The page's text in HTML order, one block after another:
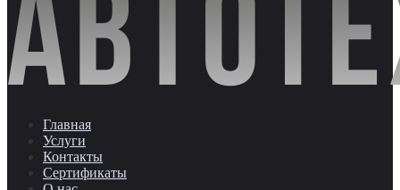
Главная
Услуги
Контакты
Сертификаты